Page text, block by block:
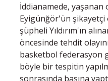
İddianamede, yaşanan
Eyigünğör'ün
şüpheli Yıldırım'ın
öncesinde tehdit
basketbol federasyon
böyle bir tespitin
sonrasında basına